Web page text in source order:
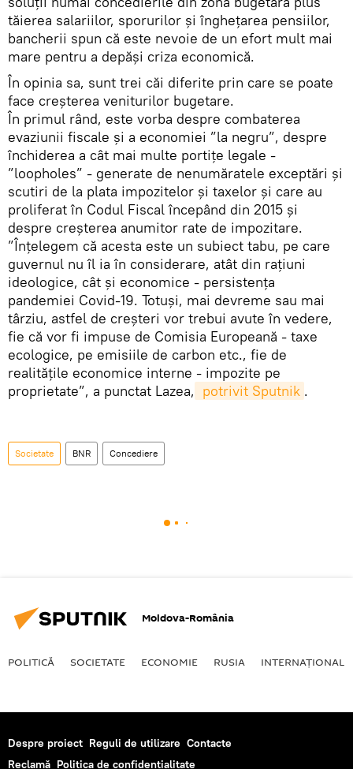
tăierea salariilor, sporurilor și înghețarea pensiilor,
bancherii spun că este nevoie de un efort mult mai
mare pentru a depăși criza economică.
În opinia sa, sunt trei căi diferite prin care se poate
face creșterea veniturilor bugetare.
În primul rând, este vorba despre combaterea
evaziunii fiscale și a economiei ”la negru”, despre
închiderea a cât mai multe portițe legale -
”loopholes” - generate de nenumăratele exceptări și
scutiri de la plata impozitelor și taxelor și care au
proliferat în Codul Fiscal începând din 2015 și
despre creșterea anumitor rate de impozitare.
”Înțelegem că acesta este un subiect tabu, pe care
guvernul nu îl ia în considerare, atât din rațiuni
ideologice, cât și economice - persistența
pandemiei Covid-19. Totuși, mai devreme sau mai
târziu, astfel de creșteri vor trebui avute în vedere,
fie că vor fi impuse de Comisia Europeană - taxe
ecologice, pe emisiile de carbon etc., fie de
realitățile economice interne - impozite pe
proprietate”, a punctat Lazea, potrivit Sputnik .
Societate BNR Concediere
Moldova-România
POLITICĂ SOCIETATE ECONOMIE RUSIA INTERNAŢIONAL
Despre proiect Reguli de utilizare Contacte
Reclamă Politica de confidențialitate